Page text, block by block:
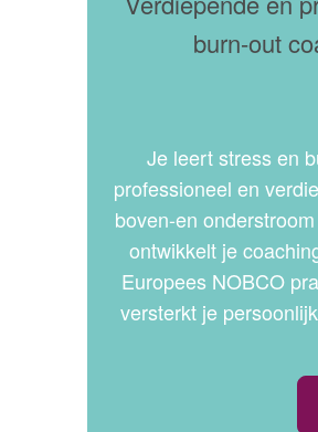
burn-out
Je leert stress en
professioneel en
boven-en
ontwikkelt je
Europees NOBCO
versterkt je